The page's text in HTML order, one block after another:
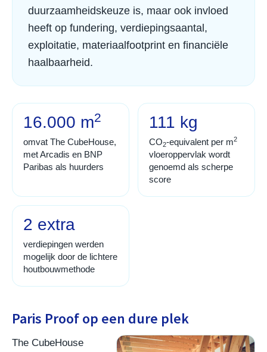
duurzaamheidskeuze is, maar ook invloed
heeft op fundering, verdiepingsaantal,
exploitatie, materiaalfootprint en financiële
haalbaarheid.
16.000 m2
omvat The CubeHouse,
met Arcadis en BNP
Paribas als huurders
111 kg
CO2-equivalent per m2
vloeroppervlak wordt
genoemd als scherpe
score
2 extra
verdiepingen werden
mogelijk door de lichtere
houtbouwmethode
Paris Proof op een dure plek
The CubeHouse